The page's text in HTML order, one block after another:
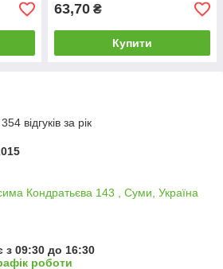
63,70 ₴
Купити
відгуків за рік
Кондратьєва 143 , Суми, Україна
з 09:30 до 16:30
роботи